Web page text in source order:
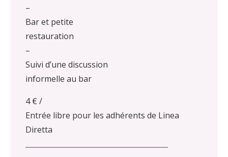
–
Bar et petite
restauration
–
Suivi d’une discussion
informelle au bar
4 € /
Entrée libre pour les adhérents de Linea
Diretta